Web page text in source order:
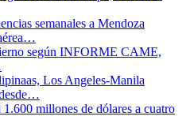
semanales a Mendoza
según INFORME CAME,
Los Angeles-Manila
millones de dólares a cuatro